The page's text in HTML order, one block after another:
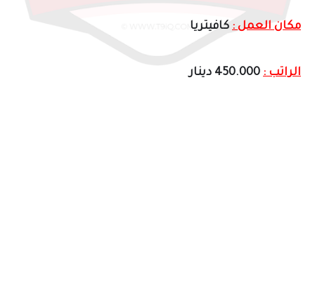
مكان العمل : كافيتريا
الراتب :